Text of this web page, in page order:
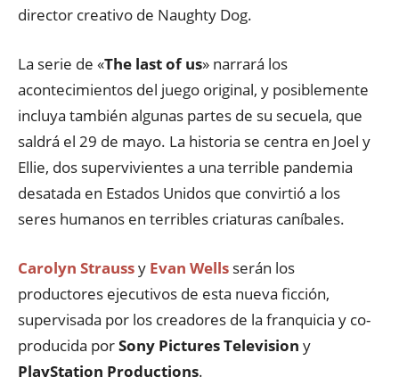
director creativo de Naughty Dog.
La serie de «The last of us» narrará los
acontecimientos del juego original, y posiblemente
incluya también algunas partes de su secuela, que
saldrá el 29 de mayo. La historia se centra en Joel y
Ellie, dos supervivientes a una terrible pandemia
desatada en Estados Unidos que convirtió a los
seres humanos en terribles criaturas caníbales.
Carolyn Straussy Evan Wells serán los
productores ejecutivos de esta nueva ficción,
supervisada por los creadores de la franquicia y co-
producida porSony Pictures Television y
PlayStation Productions.